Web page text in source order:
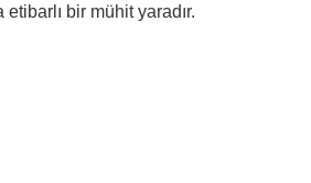
bir mühit yaradır.